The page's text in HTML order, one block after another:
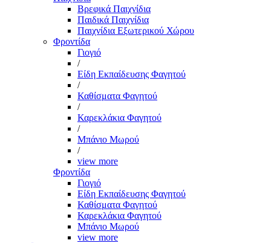
Βρεφικά Παιχνίδια
Παιδικά Παιχνίδια
Παιχνίδια Εξωτερικού Χώρου
Φροντίδα
Γιογιό
/
Είδη Εκπαίδευσης Φαγητού
/
Καθίσματα Φαγητού
/
Καρεκλάκια Φαγητού
/
Μπάνιο Μωρού
/
view more
Φροντίδα
Γιογιό
Είδη Εκπαίδευσης Φαγητού
Καθίσματα Φαγητού
Καρεκλάκια Φαγητού
Μπάνιο Μωρού
view more